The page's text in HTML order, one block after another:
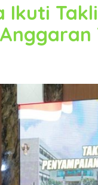
Ikuti